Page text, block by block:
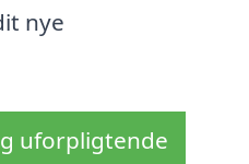
nye
uforpligtende